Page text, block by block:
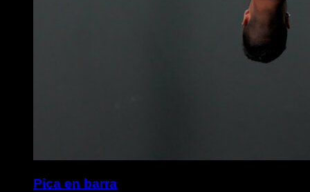
Pica en barra